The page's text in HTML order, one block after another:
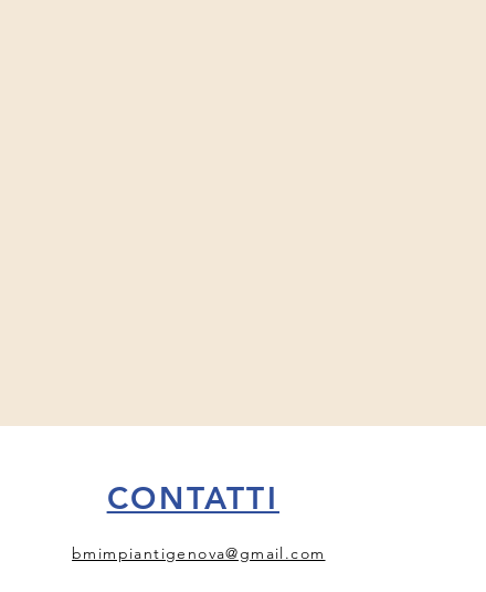
CONTATTI
bmimpiantigenova@gmail.com